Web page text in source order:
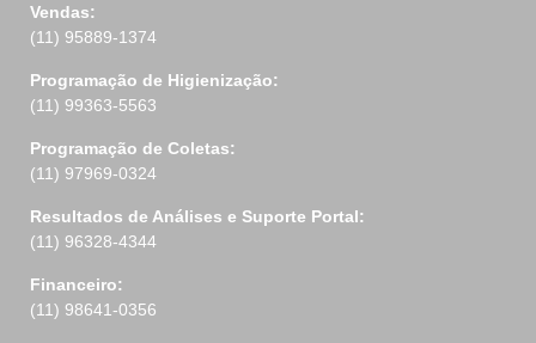
Vendas:
(11) 95889-1374
Programação de Higienização:
(11) 99363-5563
Programação de Coletas:
(11) 97969-0324
Resultados de Análises e Suporte Portal:
(11) 96328-4344
Financeiro:
(11) 98641-0356